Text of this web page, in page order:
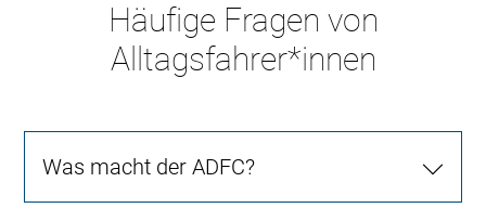
Häufige Fragen von
Alltagsfahrer*innen
Was macht der ADFC?